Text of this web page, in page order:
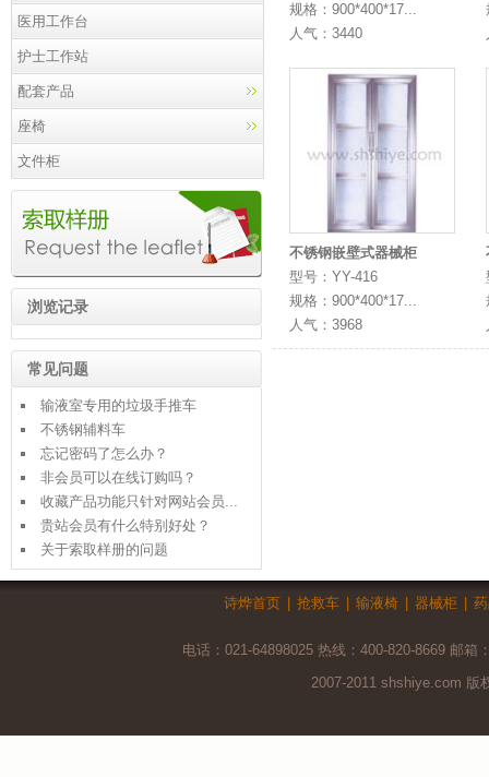
医用工作台
护士工作站
配套产品
座椅
文件柜
浏览记录
常见问题
输液室专用的垃圾手推车
不锈钢辅料车
忘记密码了怎么办？
非会员可以在线订购吗？
收藏产品功能只针对网站会员...
贵站会员有什么特别好处？
关于索取样册的问题
规格：900*400*17...
人气：3440
不锈钢嵌壁式器械柜
型号：YY-416
规格：900*400*17...
人气：3968
诗烨首页 抢救车 输液椅 器械柜
电话：021-64898025 热线：400-820-8669 邮箱
2007-2011 shshiye.com 版